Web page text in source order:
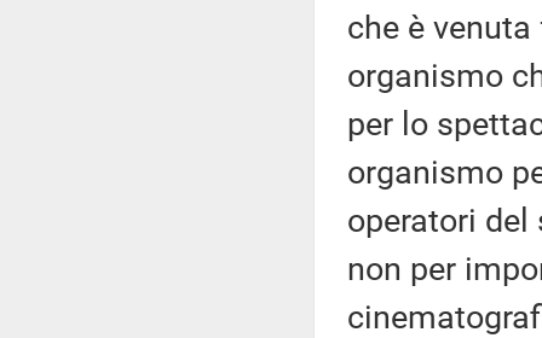
che è
organismo
per lo
organismo
operatori del
non per